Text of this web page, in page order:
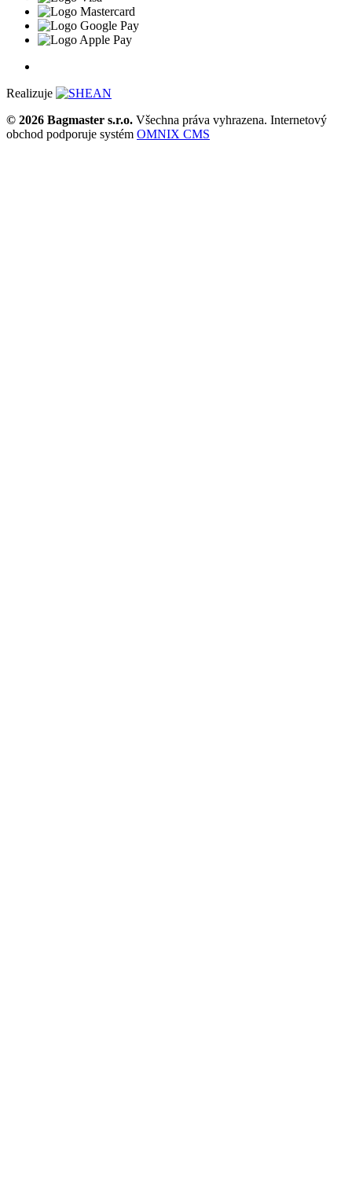
Realizuje
© 2026 Bagmaster s.r.o. Všechna práva vyhrazena. Internetový
obchod podporuje systém OMNIX CMS